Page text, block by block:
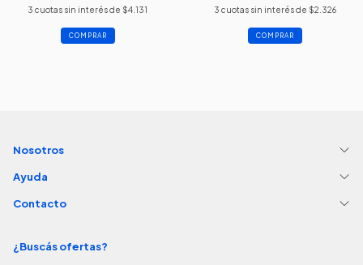
3 cuotas sin interés de $4.131
COMPRAR
3 cuotas sin interés de $2.326
COMPRAR
Nosotros
Ayuda
Contacto
¿Buscás ofertas?